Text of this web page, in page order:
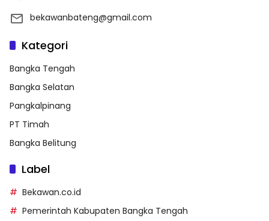
bekawanbateng@gmail.com
Kategori
Bangka Tengah
Bangka Selatan
Pangkalpinang
PT Timah
Bangka Belitung
Label
Bekawan.co.id
Pemerintah Kabupaten Bangka Tengah